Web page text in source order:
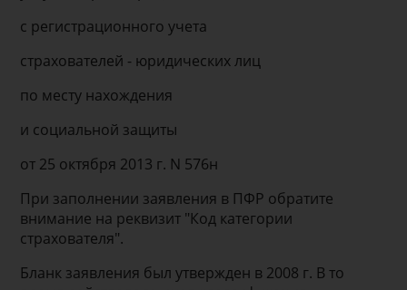
с регистрационного учета
страхователей - юридических лиц
по месту нахождения
и социальной защиты
от 25 октября 2013 г. N 576н
При заполнении заявления в ПФР обратите
внимание на реквизит "Код категории
страхователя".
Бланк заявления был утвержден в 2008 г. В то